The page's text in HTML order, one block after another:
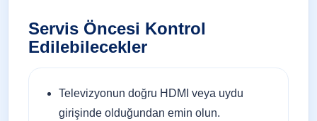
Servis Öncesi Kontrol
Edilebilecekler
Televizyonun doğru HDMI veya uydu
girişinde olduğundan emin olun.